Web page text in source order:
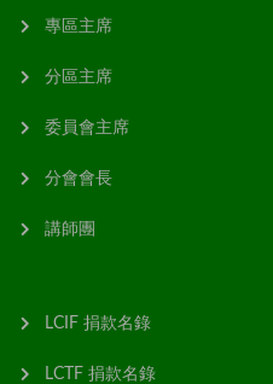
專區主席
分區主席
委員會主席
分會會長
講師團
LCIF 捐款名錄
LCTF 捐款名錄